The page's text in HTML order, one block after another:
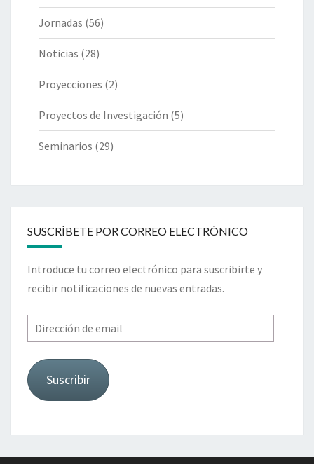
Jornadas (56)
Noticias (28)
Proyecciones (2)
Proyectos de Investigación (5)
Seminarios (29)
SUSCRÍBETE POR CORREO ELECTRÓNICO
Introduce tu correo electrónico para suscribirte y
recibir notificaciones de nuevas entradas.
Dirección
de
email
Suscribir